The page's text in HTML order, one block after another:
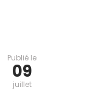
Publié le
09
juillet